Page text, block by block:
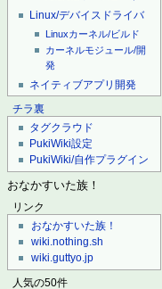
Linux/デバイスドライバ
Linuxカーネル/ビルド
カーネルモジュール/開
発
ネイティブアプリ開発
チラ裏
タグクラウド
PukiWiki設定
PukiWiki/自作プラグイン
おなかすいた族！
リンク
おなかすいた族！
wiki.nothing.sh
wiki.guttyo.jp
人気の50件